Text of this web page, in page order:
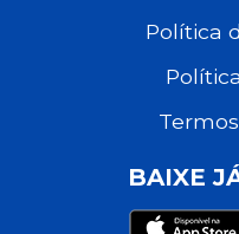
Política
BAIXE